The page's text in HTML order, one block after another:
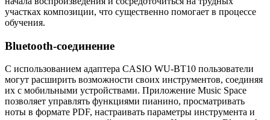
участках композиции, что существенно помогает в процессе
обучения.
Bluetooth-соединение
С использованием адаптера CASIO WU-BT10 пользователи
могут расширить возможности своих инструментов, соединяя
их с мобильными устройствами. Приложение Music Space
позволяет управлять функциями пианино, просматривать
ноты в формате PDF, настраивать параметры инструмента и